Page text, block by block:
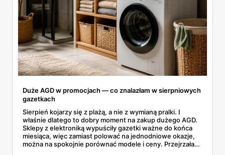
Duże AGD w promocjach — co znalazłam w sierpniowych
gazetkach
Sierpień kojarzy się z plażą, a nie z wymianą pralki. I
właśnie dlatego to dobry moment na zakup dużego AGD.
Sklepy z elektroniką wypuściły gazetki ważne do końca
miesiąca, więc zamiast polować na jednodniowe okazje,
można na spokojnie porównać modele i ceny. Przejrzałam